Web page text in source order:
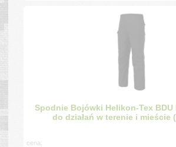
Spodnie Bojówki Helikon-Tex BDU
do działań w terenie i mieście
cena: